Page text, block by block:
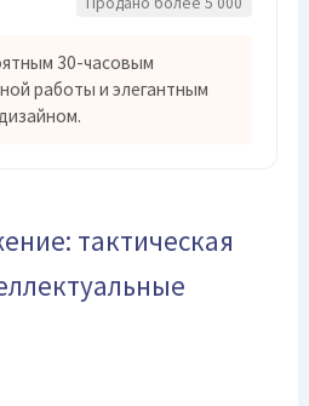
30-часовым
работы и элегантным
тактическая